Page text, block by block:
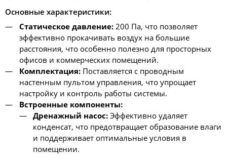
Основные характеристики:
Статическое давление:200 Па, что позволяет
эффективно прокачивать воздух на большие
расстояния, что особенно полезно для просторных
офисов и коммерческих помещений.
Комплектация:Поставляется с проводным
настенным пультом управления, что упрощает
настройку и контроль работы системы.
Встроенные компоненты:
Дренажный насос: Эффективно удаляет
конденсат, что предотвращает образование влаги
и поддерживает оптимальные условия в
помещении.